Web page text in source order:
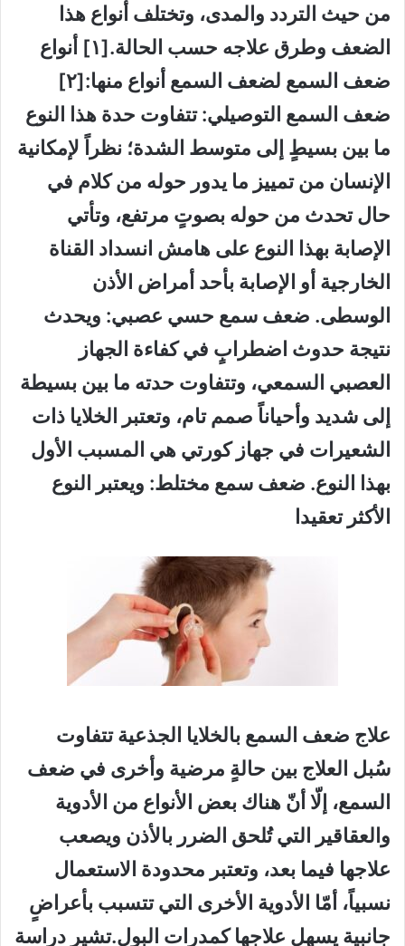
من حيث التردد والمدى، وتختلف أنواع هذا
الضعف وطرق علاجه حسب الحالة.[١] أنواع
ضعف السمع لضعف السمع أنواع منها:[٢]
ضعف السمع التوصيلي: تتفاوت حدة هذا النوع
ما بين بسيطٍ إلى متوسط الشدة؛ نظراً لإمكانية
الإنسان من تمييز ما يدور حوله من كلام في
حال تحدث من حوله بصوتٍ مرتفع، وتأتي
الإصابة بهذا النوع على هامش انسداد القناة
الخارجية أو الإصابة بأحد أمراض الأذن
الوسطى. ضعف سمع حسي عصبي: ويحدث
نتيجة حدوث اضطرابٍ في كفاءة الجهاز
العصبي السمعي، وتتفاوت حدته ما بين بسيطة
إلى شديد وأحياناً صمم تام، وتعتبر الخلايا ذات
الشعيرات في جهاز كورتي هي المسبب الأول
بهذا النوع. ضعف سمع مختلط: ويعتبر النوع
الأكثر تعقيدا
علاج ضعف السمع بالخلايا الجذعية تتفاوت
سُبل العلاج بين حالةٍ مرضية وأخرى في ضعف
السمع، إلّا أنّ هناك بعض الأنواع من الأدوية
والعقاقير التي تُلحق الضرر بالأذن ويصعب
علاجها فيما بعد، وتعتبر محدودة الاستعمال
نسبياً، أمّا الأدوية الأخرى التي تتسبب بأعراضٍ
جانبية يسهل علاجها كمدرات البول.تشير دراسة